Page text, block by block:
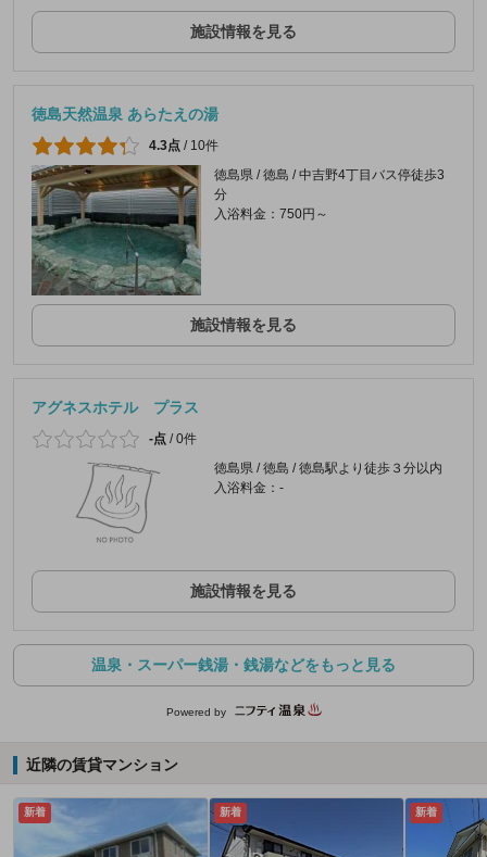
施設情報を見る
徳島天然温泉 あらたえの湯
4.3点 / 10件
徳島県 / 徳島 / 中吉野4丁目バス停徒歩3
分
入浴料金：750円～
施設情報を見る
アグネスホテル プラス
-点 /0件
徳島県 / 徳島 / 徳島駅より徒歩３分以内
入浴料金：-
施設情報を見る
温泉・スーパー銭湯・銭湯などをもっと見る
Powered by
近隣の賃貸マンション
新着 新着 新着